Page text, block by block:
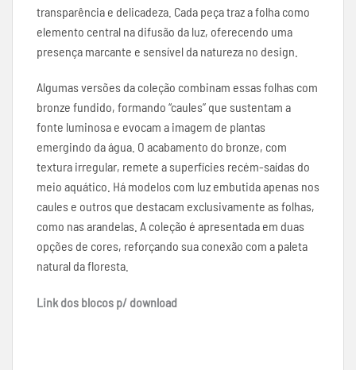
transparência e delicadeza. Cada peça traz a folha como
elemento central na difusão da luz, oferecendo uma
presença marcante e sensível da natureza no design.
Algumas versões da coleção combinam essas folhas com
bronze fundido, formando “caules” que sustentam a
fonte luminosa e evocam a imagem de plantas
emergindo da água. O acabamento do bronze, com
textura irregular, remete a superfícies recém-saídas do
meio aquático. Há modelos com luz embutida apenas nos
caules e outros que destacam exclusivamente as folhas,
como nas arandelas. A coleção é apresentada em duas
opções de cores, reforçando sua conexão com a paleta
natural da floresta.
Link dos blocos p/ download